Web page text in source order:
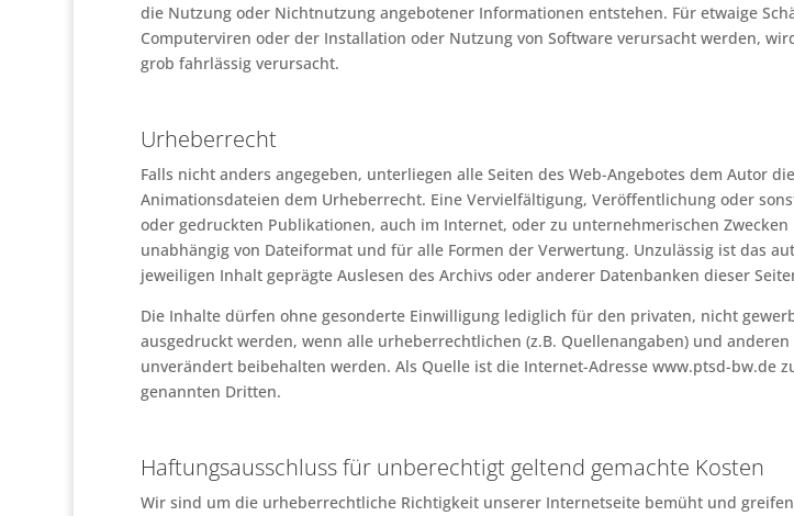
die Nutzung oder Nichtnutzung angebotener Informationen entstehen. Für etwaige
Computerviren oder der Installation oder Nutzung von Software verursacht werden,
grob fahrlässig verursacht.
Urheberrecht
Falls nicht anders angegeben, unterliegen alle Seiten des Web-Angebotes dem Autor
Animationsdateien dem Urheberrecht. Eine Vervielfältigung, Veröffentlichung oder
oder gedruckten Publikationen, auch im Internet, oder zu unternehmerischen
unabhängig von Dateiformat und für alle Formen der Verwertung. Unzulässig ist das
jeweiligen Inhalt geprägte Auslesen des Archivs oder anderer Datenbanken dieser
Die Inhalte dürfen ohne gesonderte Einwilligung lediglich für den privaten, nicht
ausgedruckt werden, wenn alle urheberrechtlichen (z.B. Quellenangaben) und
unverändert beibehalten werden. Als Quelle ist die Internet-Adresse www.ptsd-bw.de
genannten Dritten.
Haftungsausschluss für unberechtigt geltend gemachte Kosten
Wir sind um die urheberrechtliche Richtigkeit unserer Internetseite bemüht und